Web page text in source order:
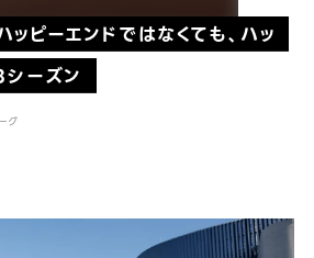
ッピーエンドではなくても、ハッ
ーズン
グ